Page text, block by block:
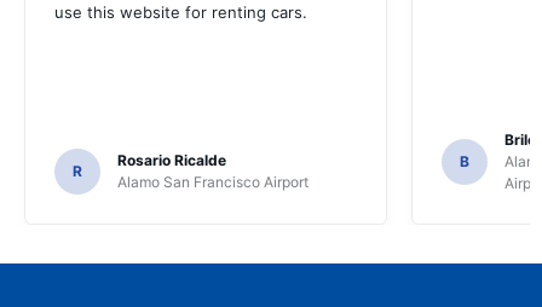
use this website for renting cars.
R
Rosario Ricalde
Alamo San Francisco Airport
B